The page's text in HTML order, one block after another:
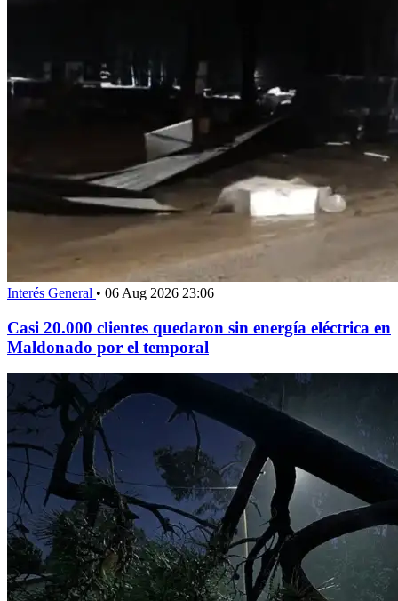
Interés General • 06 Aug 2026 23:06
Casi 20.000 clientes quedaron sin energía eléctrica en
Maldonado por el temporal